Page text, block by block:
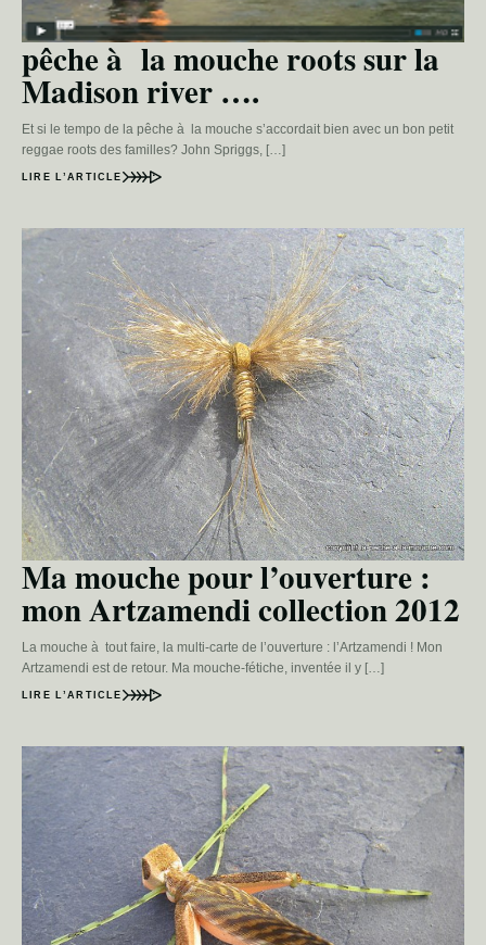
pêche à la mouche roots sur la
Madison river ….
Et si le tempo de la pêche à la mouche s’accordait bien avec un bon petit
reggae roots des familles? John Spriggs, […]
LIRE L’ARTICLE
Ma mouche pour l’ouverture :
mon Artzamendi collection 2012
La mouche à tout faire, la multi-carte de l’ouverture : l’Artzamendi ! Mon
Artzamendi est de retour. Ma mouche-fétiche, inventée il y […]
LIRE L’ARTICLE